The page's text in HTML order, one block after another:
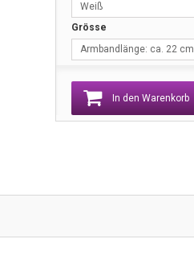
Weiß
Grösse
Armbandlänge: ca. 22 cm
In den Warenkorb